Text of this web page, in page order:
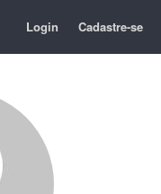
Login Cadastre-se